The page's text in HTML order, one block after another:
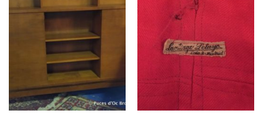
RUPTURE DE STOCK RUPTURE DE STOCK